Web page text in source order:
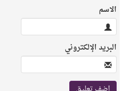
الاسم
البريد الإلكتروني